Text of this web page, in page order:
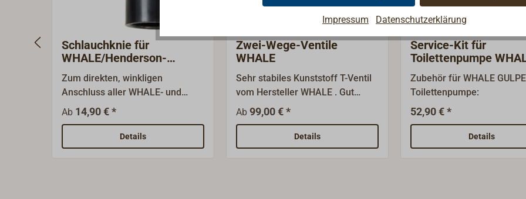
Schlauchknie für
WHALE/Henderson-
Pumpen/Ventile
Zum direkten, winkligen
Anschluss aller WHALE- und
HENDERSON-Pumpen sowie aller
Zubehörteile.Verklebung mit
PVC-Kleber ist ratsam.
Ab 14,90 € *
Details
Zwei-Wege-Ventile
WHALE
Sehr stabiles Kunststoff T-Ventil
vom Hersteller WHALE . Gut
einsetzbar für Fäkalien-,
Schmutzwasser und
Bilgenwassersysteme.
(Bilgepumpenverteilung,
Ab 99,00 € *
Details
Service-Kit für
Toilettenpumpe
GULPER
Zubehör für WHALE
Toilettenpumpe:
52,90 € *
Details
Impressum Datenschutzerklärung